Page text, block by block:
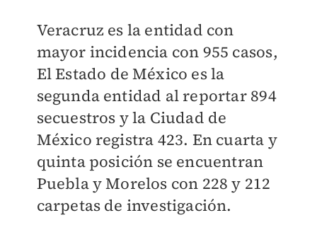
Veracruz es la entidad con
mayor incidencia con 955 casos,
El Estado de México es la
segunda entidad al reportar 894
secuestros y la Ciudad de
México registra 423. En cuarta y
quinta posición se encuentran
Puebla y Morelos con 228 y 212
carpetas de investigación.